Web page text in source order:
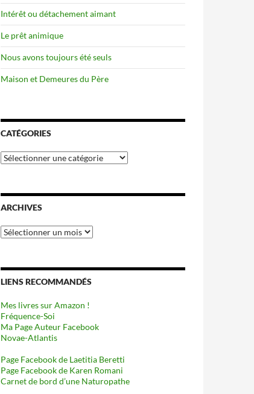
Intérêt ou détachement aimant
Le prêt animique
Nous avons toujours été seuls
Maison et Demeures du Père
CATÉGORIES
Catégories
ARCHIVES
Archives
LIENS RECOMMANDÉS
Mes livres sur Amazon !
Fréquence-Soi
Ma Page Auteur Facebook
Novae-Atlantis
Page Facebook de Laetitia Beretti
Page Facebook de Karen Romani
Carnet de bord d’une Naturopathe